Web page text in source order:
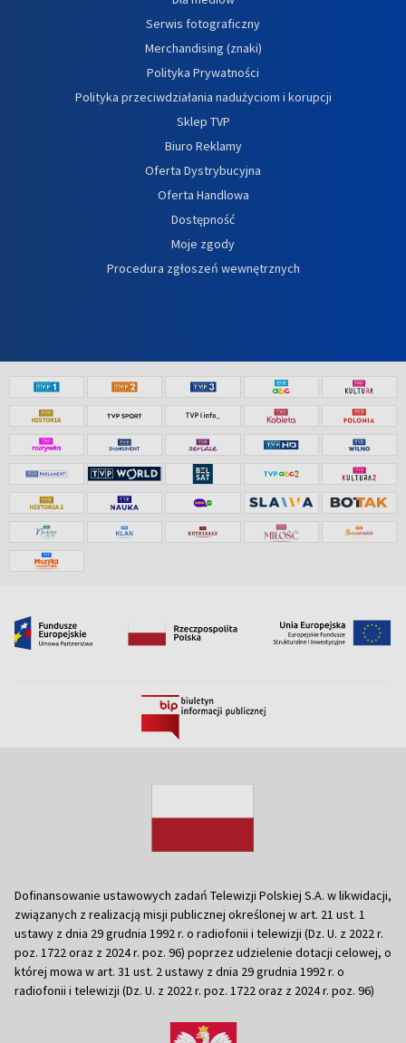
Serwis fotograficzny
Merchandising (znaki)
Polityka Prywatności
Polityka przeciwdziałania nadużyciom i korupcji
Sklep TVP
Biuro Reklamy
Oferta Dystrybucyjna
Oferta Handlowa
Dostępność
Moje zgody
Procedura zgłoszeń wewnętrznych
Dofinansowanie ustawowych zadań Telewizji Polskiej S.A. w likwidacji,
związanych z realizacją misji publicznej określonej w art. 21 ust. 1
ustawy z dnia 29 grudnia 1992 r. o radiofonii i telewizji (Dz. U. z 2022 r.
poz. 1722 oraz z 2024 r. poz. 96) poprzez udzielenie dotacji celowej, o
której mowa w art. 31 ust. 2 ustawy z dnia 29 grudnia 1992 r. o
radiofonii i telewizji (Dz. U. z 2022 r. poz. 1722 oraz z 2024 r. poz. 96)